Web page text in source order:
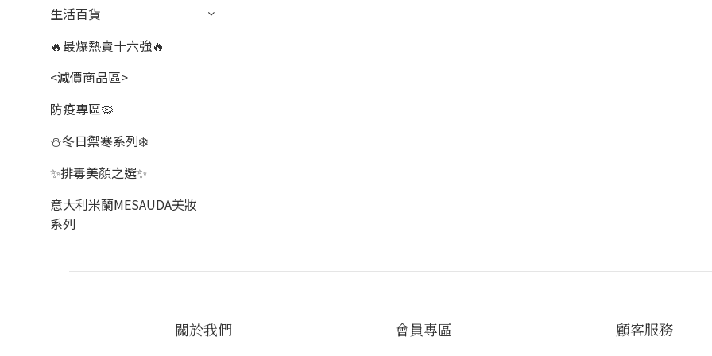
生活百貨
🔥最爆熱賣十六強🔥
<減價商品區>
防疫專區🦠
⛄冬日禦寒系列❄️
✨排毒美顏之選✨
意大利米蘭MESAUDA美妝
系列
關於我們 會員專區 顧客服務